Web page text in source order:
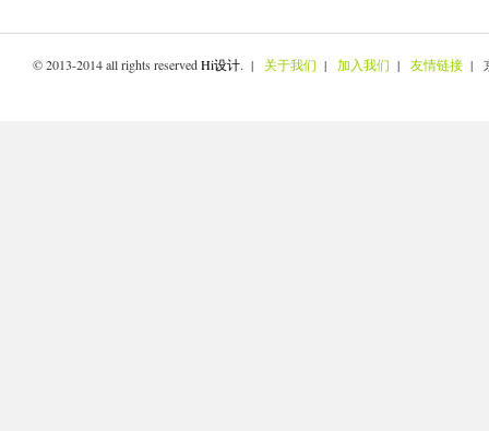
© 2013-2014 all rights reservedHi设计. | 关于我们 | 加入我们 | 友情链接 |